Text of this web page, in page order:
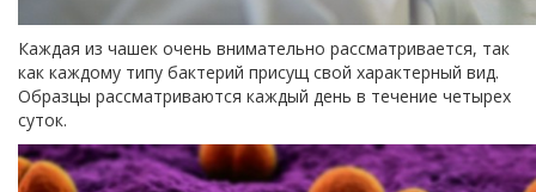
Каждая из чашек очень внимательно рассматривается, так
как каждому типу бактерий присущ свой характерный вид.
Образцы рассматриваются каждый день в течение четырех
суток.